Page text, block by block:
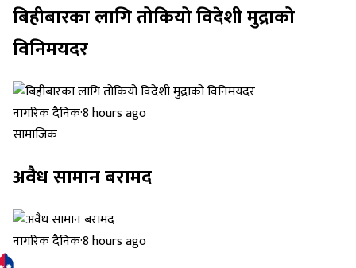
बिहीबारका लागि तोकियो विदेशी मुद्राको
विनिमयदर
नागरिक दैनिक·8 hours ago
सामाजिक
अवैध सामान बरामद
नागरिक दैनिक·8 hours ago